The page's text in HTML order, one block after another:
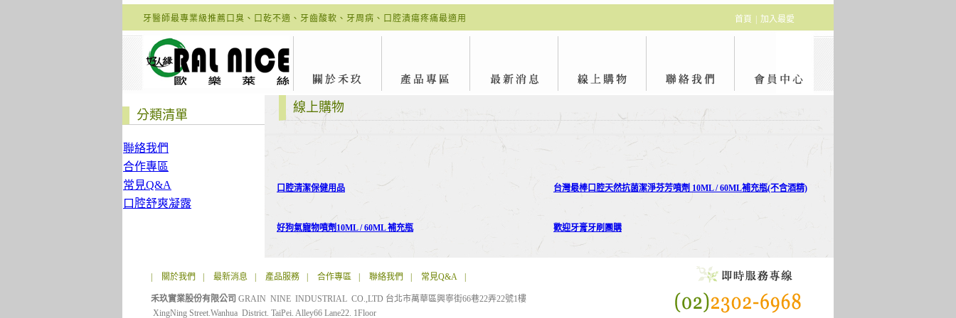
牙醫師最專業級推薦口臭、口乾不適、牙齒酸軟、牙周病、口腔潰瘍疼痛最適用 首頁 加入最愛
分類清單
聯絡我們
合作專區
常見Q&A
口腔舒爽凝露
線上購物
口腔清潔保健用品 台灣最棒口腔天然抗菌潔淨芬芳噴劑 10ML / 60ML補充瓶(不含酒精)
好狗氣寵物噴劑10ML / 60ML 補充瓶 歡迎牙膏牙刷團購
關於我們 最新消息 產品服務 合作專區 聯絡我們 常見Q&A
禾玖實業股份有限公司 GRAIN NINE INDUSTRIAL CO.,LTD 台北市萬華區興寧街66巷22弄22號1樓
XingNing Street.Wanhua District. TaiPei. Alley66 Lane22. 1Floor